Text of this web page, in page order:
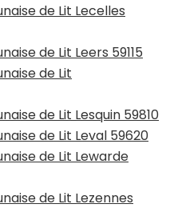
de Lit Lecelles
de Lit Leers 59115
de Lit
de Lit Lesquin 59810
de Lit Leval 59620
de Lit Lewarde
de Lit Lezennes